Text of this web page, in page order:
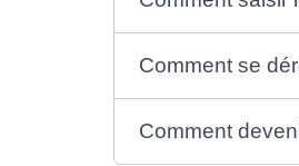
Comment se
Comment